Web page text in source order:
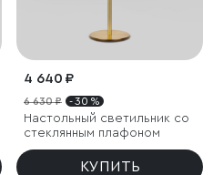
4 640 ₽
6 630 ₽ - 30 %
Настольный светильник со
стеклянным плафоном
КУПИТЬ